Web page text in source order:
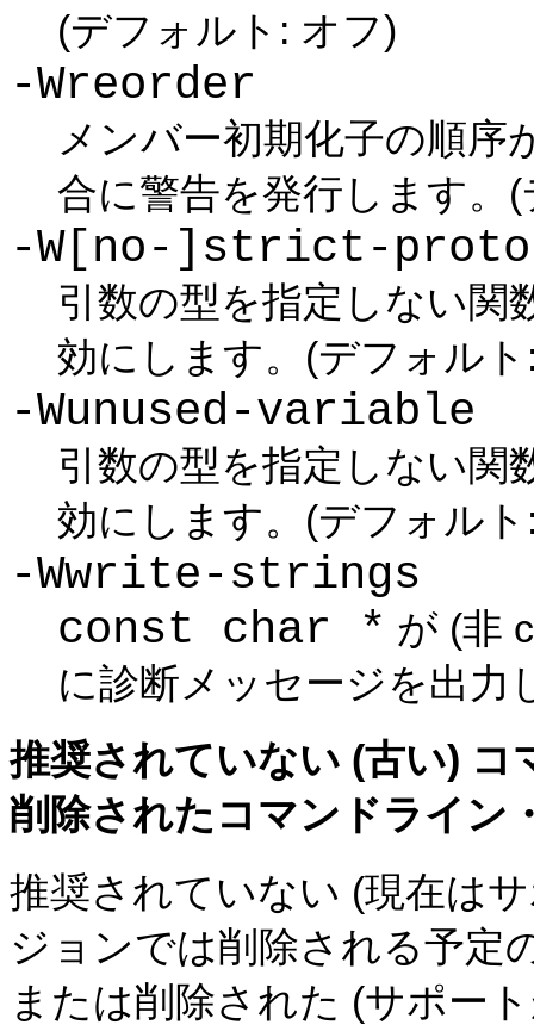
(デフォルト: オフ)
-Wreorder
メンバー初期化子の順序
合に警告を発行します。
-W[no-]strict-
引数の型を指定しない関
効にします。(デフォル
-Wunused-variable
引数の型を指定しない関
効にします。(デフォル
-Wwrite-strings
const char * が (非
に診断メッセージを出力
推奨されていない (古い)
削除されたコマンドライン
推奨されていない (現在は
ジョンでは削除される予定
または削除された (サポー